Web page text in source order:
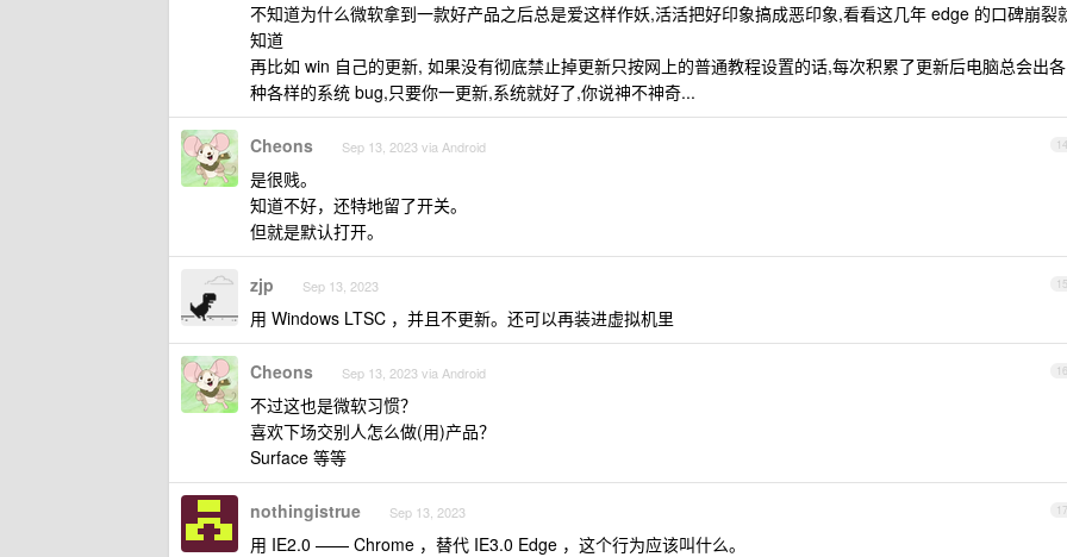
不知道为什么微软拿到一款好产品之后总是爱这样作妖,活活把好印象搞成恶印象,看看这几年 edge 的口碑崩裂
知道
再比如 win 自己的更新, 如果没有彻底禁止掉更新只按网上的普通教程设置的话,每次积累了更新后电脑总会出各
种各样的系统 bug,只要你一更新,系统就好了,你说神不神奇...
14
Cheons Sep 13, 2023 via Android
是很贱。
知道不好，还特地留了开关。
但就是默认打开。
15
zjp Sep 13, 2023
用 Windows LTSC ，并且不更新。还可以再装进虚拟机里
16
Cheons Sep 13, 2023 via Android
不过这也是微软习惯？
喜欢下场交别人怎么做(用)产品？
Surface 等等
17
nothingistrue Sep 13, 2023
用 IE2.0 —— Chrome ，替代 IE3.0 Edge ，这个行为应该叫什么。